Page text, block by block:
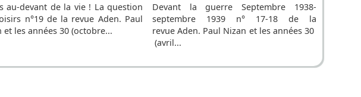
au-devant de la vie ! La question
n°19 de la revue Aden. Paul
et les années 30 (octobre...
Devant la guerre Septembre 1938-
septembre 1939 n° 17-18 de la
revue Aden. Paul Nizan et les années 30
(avril...